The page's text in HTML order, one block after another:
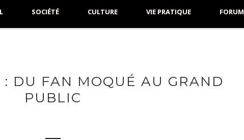
SOCIÉTÉ CULTURE VIE PRATIQUE FORUM
: DU FAN MOQUÉ AU GRAND
PUBLIC